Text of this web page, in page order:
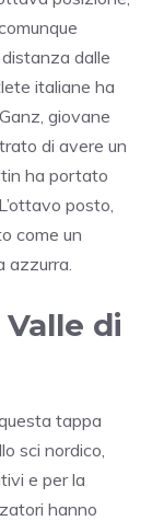
distanza dalle
italiane ha
giovane
di avere un
ha portato
posto,
come un
azzurra.
di
tappa
sci nordico,
e per la
hanno